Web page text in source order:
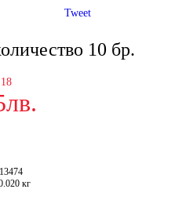
10 бр.
13474
кг
Tweet